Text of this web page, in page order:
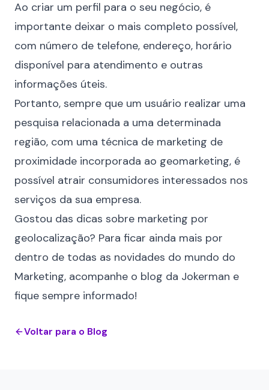
Ao criar um perfil para o seu negócio, é
importante deixar o mais completo possível,
com número de telefone, endereço, horário
disponível para atendimento e outras
informações úteis.
Portanto, sempre que um usuário realizar uma
pesquisa relacionada a uma determinada
região, com uma técnica de marketing de
proximidade incorporada ao geomarketing, é
possível atrair consumidores interessados nos
serviços da sua empresa.
Gostou das dicas sobre marketing por
geolocalização? Para ficar ainda mais por
dentro de todas as novidades do mundo do
Marketing, acompanhe o blog da Jokerman e
fique sempre informado!
Voltar para o Blog